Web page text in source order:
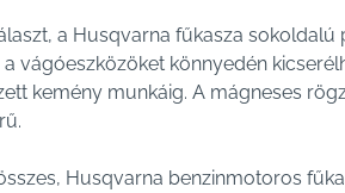
a Husqvarna fűkasza sokoldalú
vágóeszközöket könnyedén
kemény munkáig. A mágneses
Husqvarna benzinmotoros